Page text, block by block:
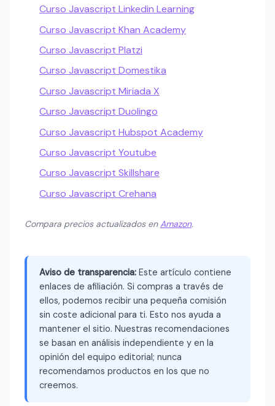
Curso Javascript Linkedin Learning
Curso Javascript Khan Academy
Curso Javascript Platzi
Curso Javascript Domestika
Curso Javascript Miriada X
Curso Javascript Duolingo
Curso Javascript Hubspot Academy
Curso Javascript Youtube
Curso Javascript Skillshare
Curso Javascript Crehana
Compara precios actualizados enAmazon.
Aviso de transparencia: Este artículo contiene
enlaces de afiliación. Si compras a través de
ellos, podemos recibir una pequeña comisión
sin coste adicional para ti. Esto nos ayuda a
mantener el sitio. Nuestras recomendaciones
se basan en análisis independiente y en la
opinión del equipo editorial; nunca
recomendamos productos en los que no
creemos.